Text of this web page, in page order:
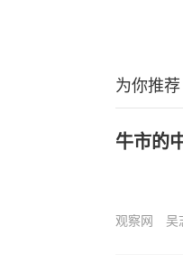
为你推荐
牛市的
观察网 吴